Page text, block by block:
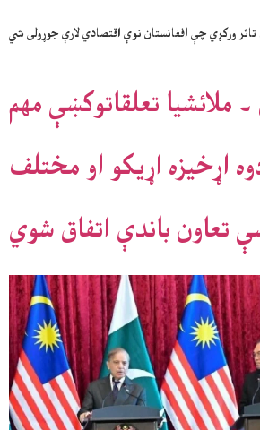
ورکړي چې افغانستان نوې اقتصادي لارې جوړولی شي
ملائشيا تعلقاتوکښې مهم
اړخيزه اړيکو او مختلف
تعاون باندې اتفاق شوي